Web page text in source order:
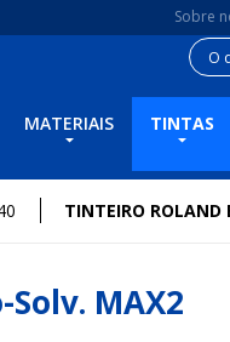
Sobre
MATERIAIS TINTAS
TINTEIRO ROLAND
MAX2